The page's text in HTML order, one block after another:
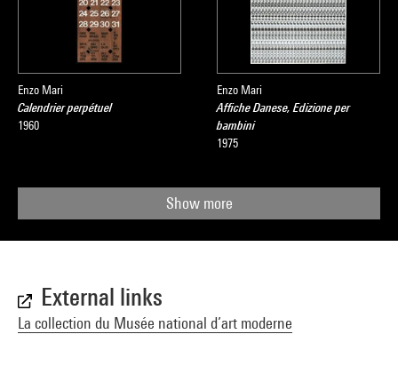
Enzo Mari
Calendrier perpétuel
1960
Enzo Mari
Affiche Danese, Edizione per
bambini
1975
Show more
External links
La collection du Musée national d’art moderne